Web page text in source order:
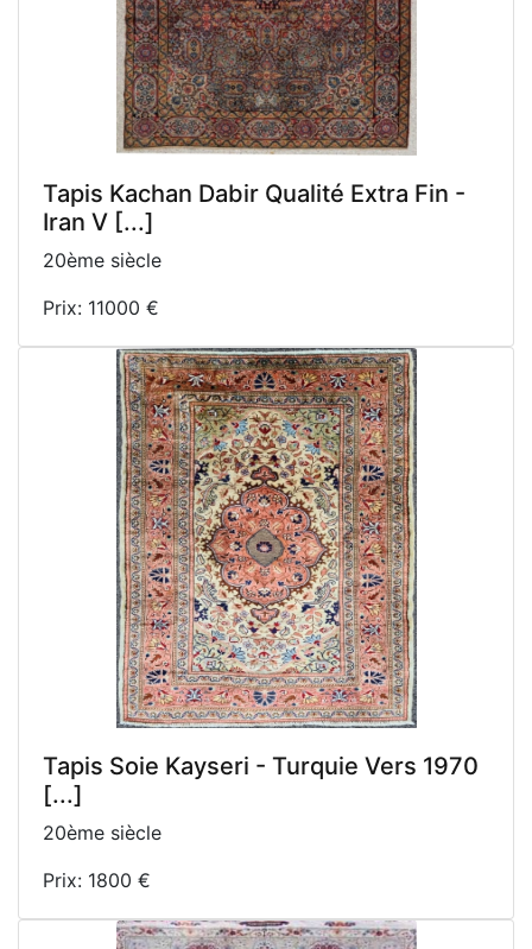
Tapis Kachan Dabir Qualité Extra Fin -
Iran V [...]
20ème siècle
Prix: 11000 €
Tapis Soie Kayseri - Turquie Vers 1970
[...]
20ème siècle
Prix: 1800 €